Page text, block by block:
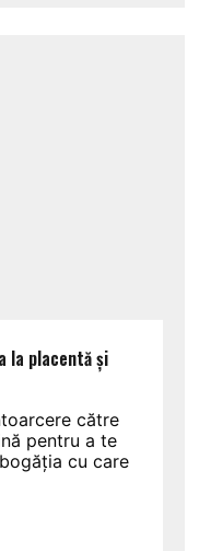
la placentă și
către
pentru a te
cu care